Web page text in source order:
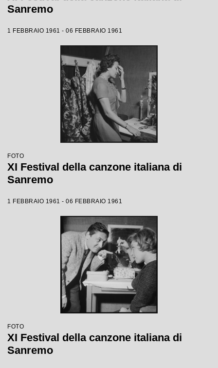
Sanremo
1 FEBBRAIO 1961 - 06 FEBBRAIO 1961
FOTO
XI Festival della canzone italiana di
Sanremo
1 FEBBRAIO 1961 - 06 FEBBRAIO 1961
FOTO
XI Festival della canzone italiana di
Sanremo